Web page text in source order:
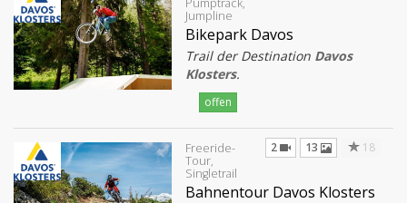
Jumpline
Bikepark Davos
Trail der Destination Davos
Klosters.
offen
Freeride-
Tour,
Singletrail
2 13 18
Bahnentour Davos Klosters